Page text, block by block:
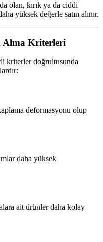
olan, kırık ya da ciddi
yüksek değerle satın alınır.
Alma Kriterleri
kriterler doğrultusunda
deformasyonu olup
daha yüksek
ait ürünler daha kolay